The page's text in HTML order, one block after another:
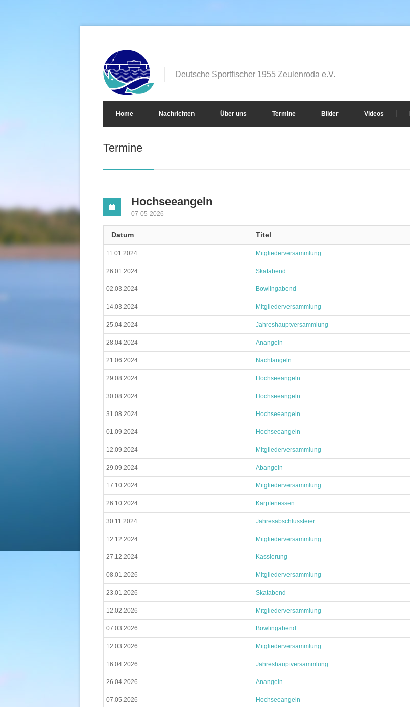
Deutsche Sportfischer 1955 Zeulenroda e.V.
Home Nachrichten Über uns Termine Bilder Videos
Termine
Hochseeangeln
07-05-2026
Datum Titel
11.01.2024 Mitgliederversammlung
26.01.2024 Skatabend
02.03.2024 Bowlingabend
14.03.2024 Mitgliederversammlung
25.04.2024 Jahreshauptversammlung
28.04.2024 Anangeln
21.06.2024 Nachtangeln
29.08.2024 Hochseeangeln
30.08.2024 Hochseeangeln
31.08.2024 Hochseeangeln
01.09.2024 Hochseeangeln
12.09.2024 Mitgliederversammlung
29.09.2024 Abangeln
17.10.2024 Mitgliederversammlung
26.10.2024 Karpfenessen
30.11.2024 Jahresabschlussfeier
12.12.2024 Mitgliederversammlung
27.12.2024 Kassierung
08.01.2026 Mitgliederversammlung
23.01.2026 Skatabend
12.02.2026 Mitgliederversammlung
07.03.2026 Bowlingabend
12.03.2026 Mitgliederversammlung
16.04.2026 Jahreshauptversammlung
26.04.2026 Anangeln
07.05.2026 Hochseeangeln